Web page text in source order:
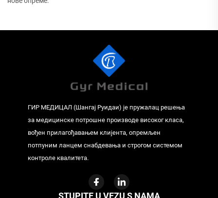
ГИР МЕДИЦАЛ (Шангај Руидаи) је пружалац решења
за медицинске потрошне производе високог класа,
вођен прилагођавањем клијента, опремљен
потпуним ланцем снабдевања и строгом системом
контроле квалитета.
STUPITE U VEZU S NAMA